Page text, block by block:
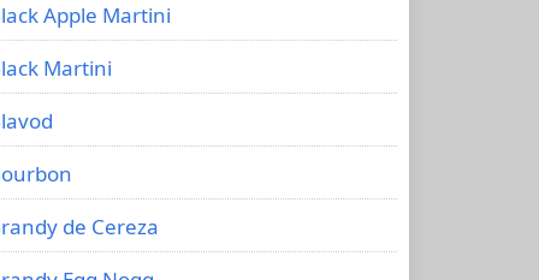
Apple Martini
Martini
de Cereza